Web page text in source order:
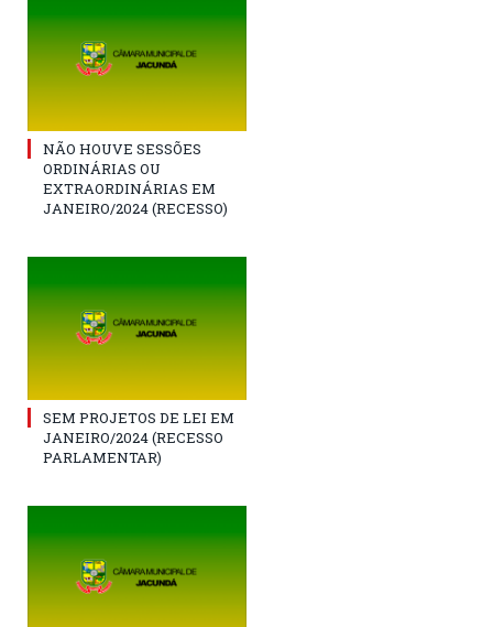
NÃO HOUVE SESSÕES
ORDINÁRIAS OU
EXTRAORDINÁRIAS EM
JANEIRO/2024 (RECESSO)
SEM PROJETOS DE LEI EM
JANEIRO/2024 (RECESSO
PARLAMENTAR)